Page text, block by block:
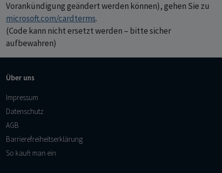
Vorankündigung geändert werden können), gehen Sie zu
microsoft.com/cardterms.
(Code kann nicht ersetzt werden – bitte sicher
aufbewahren)
Über uns
Impressum
Datenschutz
AGB
Barrierefreiheitserklärung
So kauft man ein